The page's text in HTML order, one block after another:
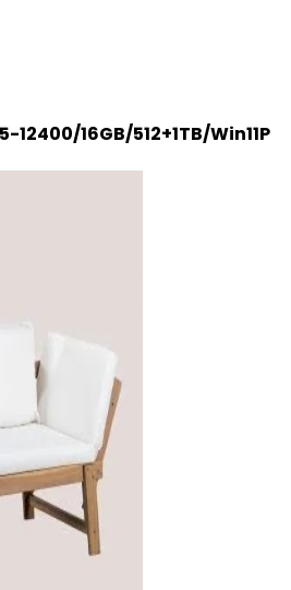
12400/16GB/512+1TB/Win11P